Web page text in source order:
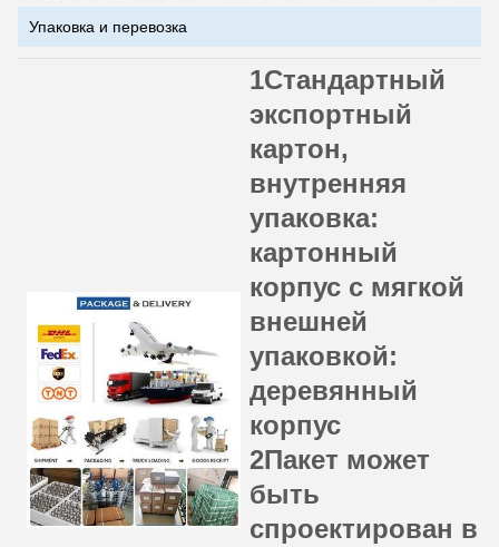
Упаковка и перевозка
1Стандартный
экспортный
картон,
внутренняя
упаковка:
картонный
корпус с мягкой
внешней
упаковкой:
деревянный
корпус
2Пакет может
быть
спроектирован в